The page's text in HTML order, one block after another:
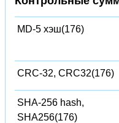
MD-5 хэш(176)
CRC-32, CRC32(176)
SHA-256 hash,
SHA256(176)